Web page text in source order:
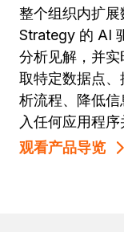
整个组织内扩展
Strategy 的 AI
分析见解，并
取特定数据点
析流程、降低
入任何应用程序
观看产品导览